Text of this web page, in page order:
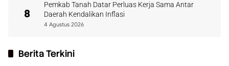
8
Pemkab Tanah Datar Perluas Kerja Sama Antar
Daerah Kendalikan Inflasi
4 Agustus 2026
Berita Terkini